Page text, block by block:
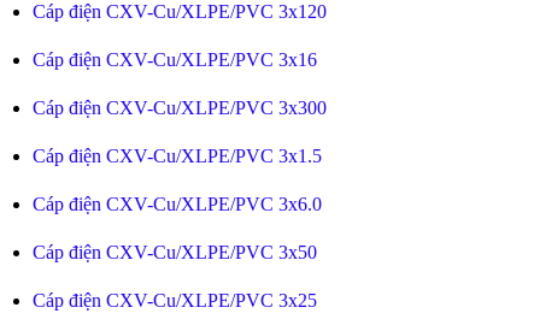
Cáp điện CXV-Cu/XLPE/PVC 3x120
Cáp điện CXV-Cu/XLPE/PVC 3x16
Cáp điện CXV-Cu/XLPE/PVC 3x300
Cáp điện CXV-Cu/XLPE/PVC 3x1.5
Cáp điện CXV-Cu/XLPE/PVC 3x6.0
Cáp điện CXV-Cu/XLPE/PVC 3x50
Cáp điện CXV-Cu/XLPE/PVC 3x25